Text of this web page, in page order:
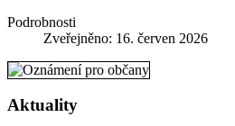
Podrobnosti
Zveřejněno: 16. červen 2026
Aktuality